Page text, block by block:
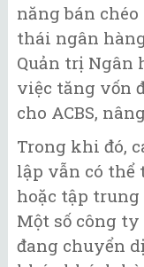
năng bán
thái ngân
Quản trị Ngân
việc tăng vốn
cho ACBS,
Trong khi đó,
lập vẫn có thể
hoặc tập
Một số công
đang chuyển